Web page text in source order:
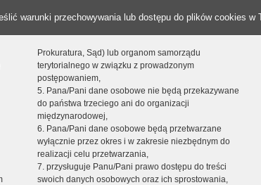
warunki przechowywania lub dostępu do plików cookies w
Prokuratura, Sąd) lub organom samorządu
terytorialnego w związku z prowadzonym
postępowaniem,
5. Pana/Pani dane osobowe nie będą przekazywane
do państwa trzeciego ani do organizacji
międzynarodowej,
6. Pana/Pani dane osobowe będą przetwarzane
wyłącznie przez okres i w zakresie niezbędnym do
realizacji celu przetwarzania,
7. przysługuje Panu/Pani prawo dostępu do treści
swoich danych osobowych oraz ich sprostowania,